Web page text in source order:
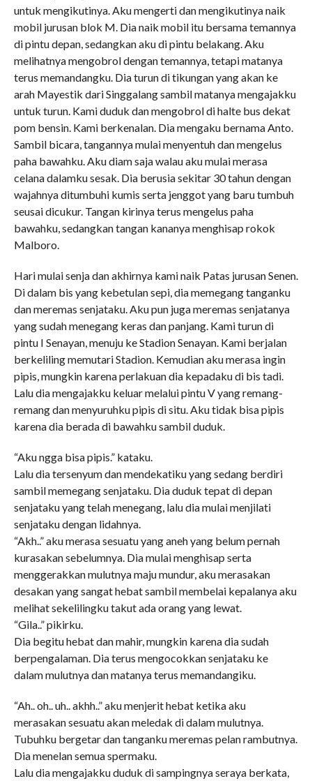
untuk mengikutinya. Aku mengerti dan mengikutinya naik
mobil jurusan blok M. Dia naik mobil itu bersama temannya
di pintu depan, sedangkan aku di pintu belakang. Aku
melihatnya mengobrol dengan temannya, tetapi matanya
terus memandangku. Dia turun di tikungan yang akan ke
arah Mayestik dari Singgalang sambil matanya mengajakku
untuk turun. Kami duduk dan mengobrol di halte bus dekat
pom bensin. Kami berkenalan. Dia mengaku bernama Anto.
Sambil bicara, tangannya mulai menyentuh dan mengelus
paha bawahku. Aku diam saja walau aku mulai merasa
celana dalamku sesak. Dia berusia sekitar 30 tahun dengan
wajahnya ditumbuhi kumis serta jenggot yang baru tumbuh
seusai dicukur. Tangan kirinya terus mengelus paha
bawahku, sedangkan tangan kananya menghisap rokok
Malboro.
Hari mulai senja dan akhirnya kami naik Patas jurusan Senen.
Di dalam bis yang kebetulan sepi, dia memegang tanganku
dan meremas senjataku. Aku pun juga meremas senjatanya
yang sudah menegang keras dan panjang. Kami turun di
pintu I Senayan, menuju ke Stadion Senayan. Kami berjalan
berkeliling memutari Stadion. Kemudian aku merasa ingin
pipis, mungkin karena perlakuan dia kepadaku di bis tadi.
Lalu dia mengajakku keluar melalui pintu V yang remang-
remang dan menyuruhku pipis di situ. Aku tidak bisa pipis
karena dia berada di bawahku sambil duduk.
“Aku ngga bisa pipis.” kataku.
Lalu dia tersenyum dan mendekatiku yang sedang berdiri
sambil memegang senjataku. Dia duduk tepat di depan
senjataku yang telah menegang, lalu dia mulai menjilati
senjataku dengan lidahnya.
“Akh..” aku merasa sesuatu yang aneh yang belum pernah
kurasakan sebelumnya. Dia mulai menghisap serta
menggerakkan mulutnya maju mundur, aku merasakan
desakan yang sangat hebat sambil membelai kepalanya aku
melihat sekelilingku takut ada orang yang lewat.
“Gila..” pikirku.
Dia begitu hebat dan mahir, mungkin karena dia sudah
berpengalaman. Dia terus mengocokkan senjataku ke
dalam mulutnya dan matanya terus memandangiku.
“Ah.. oh.. uh.. akhh..” aku menjerit hebat ketika aku
merasakan sesuatu akan meledak di dalam mulutnya.
Tubuhku bergetar dan tanganku meremas pelan rambutnya.
Dia menelan semua spermaku.
Lalu dia mengajakku duduk di sampingnya seraya berkata,